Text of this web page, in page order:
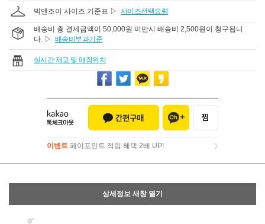
빅앤조이 사이즈 기준표 ▷ 사이즈선택요령
배송비 총 결제금액이 50,000원 미만시 배송비 2,500원이 청구됩니
다. ▷ 배송비부과기준
실시간 재고 및 매장위치
이벤트 페이포인트 적립 혜택 2배 UP!
이벤트페이포인트 적립 혜택 2배 UP!
상세정보 새창 열기